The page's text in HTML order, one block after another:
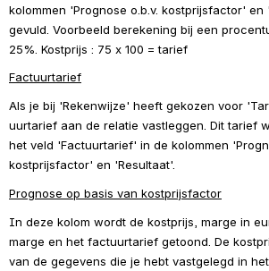
kolommen 'Prognose o.b.v. kostprijsfactor'
gevuld. Voorbeeld berekening bij een
25%. Kostprijs : 75 x 100 = tarief
Factuurtarief
Als je bij 'Rekenwijze' heeft gekozen voor
uurtarief aan de relatie vastleggen. Dit tarief
het veld 'Factuurtarief' in de kolommen
kostprijsfactor' en 'Resultaat'.
Prognose op basis van kostprijsfactor
In deze kolom wordt de kostprijs, marge in
marge en het factuurtarief getoond. De
van de gegevens die je hebt vastgelegd in